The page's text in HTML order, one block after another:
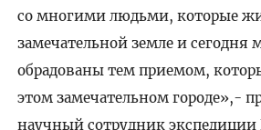
со многими людьми, которые
замечательной земле и
обрадованы тем приемом,
этом замечательном городе»,-
научный сотрудник экспедиции